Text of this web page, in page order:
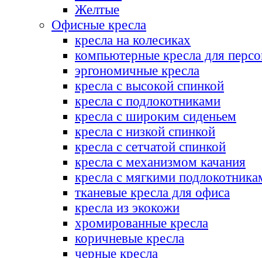
Желтые
Офисные кресла
кресла на колесиках
компьютерные кресла для
эргономичные кресла
кресла с высокой спинкой
кресла с подлокотниками
кресла с широким сиденьем
кресла с низкой спинкой
кресла с сетчатой спинкой
кресла с механизмом качания
кресла с мягкими
тканевые кресла для офиса
кресла из экокожи
хромированные кресла
коричневые кресла
черные кресла